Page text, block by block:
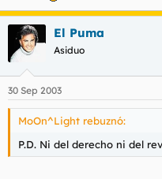
El Puma
Asiduo
30 Sep 2003
MoOn^Light rebuznó:
P.D. Ni del derecho ni del